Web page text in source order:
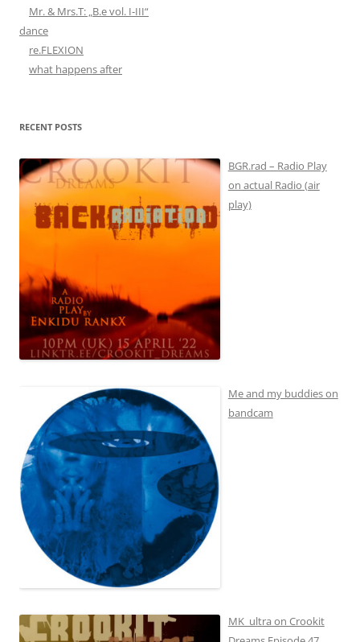
Mr. & Mrs.T: „B.e vol. I-III“
dance
re.FLEXION
what happens after
RECENT POSTS
BGR.rad – Radio Play
on actual Radio (air
play)
Me and my buddies on
bandcam
MK_ultra on Crookit